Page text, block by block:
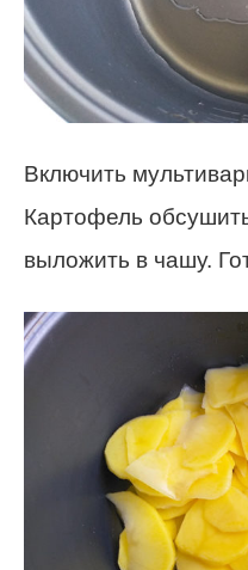
Включить
Картофель
выложить в чашу.